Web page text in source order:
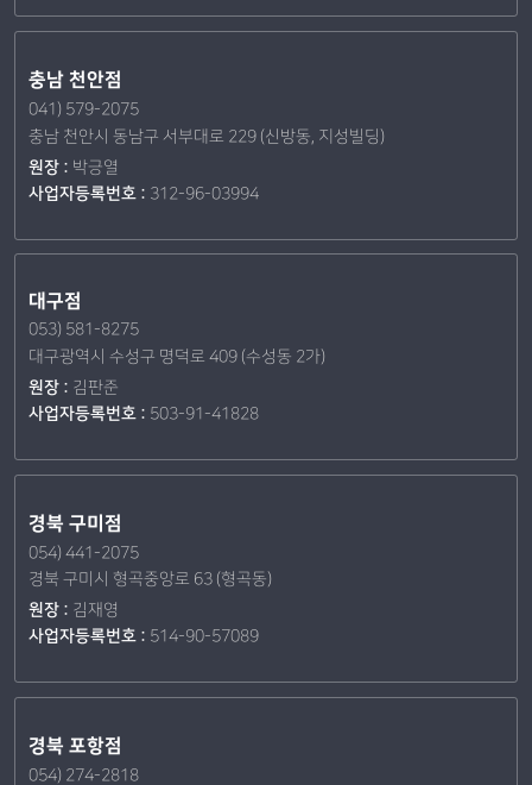
충남 천안점
041) 579-2075
충남 천안시 동남구 서부대로 229 (신방동, 지성빌딩)
원장 : 박긍열
사업자등록번호 : 312-96-03994
대구점
053) 581-8275
대구광역시 수성구 명덕로 409 (수성동 2가)
원장 : 김판준
사업자등록번호 : 503-91-41828
경북 구미점
054) 441-2075
경북 구미시 형곡중앙로 63 (형곡동)
원장 : 김재영
사업자등록번호 : 514-90-57089
경북 포항점
054) 274-2818